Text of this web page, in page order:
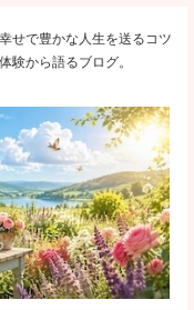
せで豊かな人生を送るコツ
験から語るブログ。